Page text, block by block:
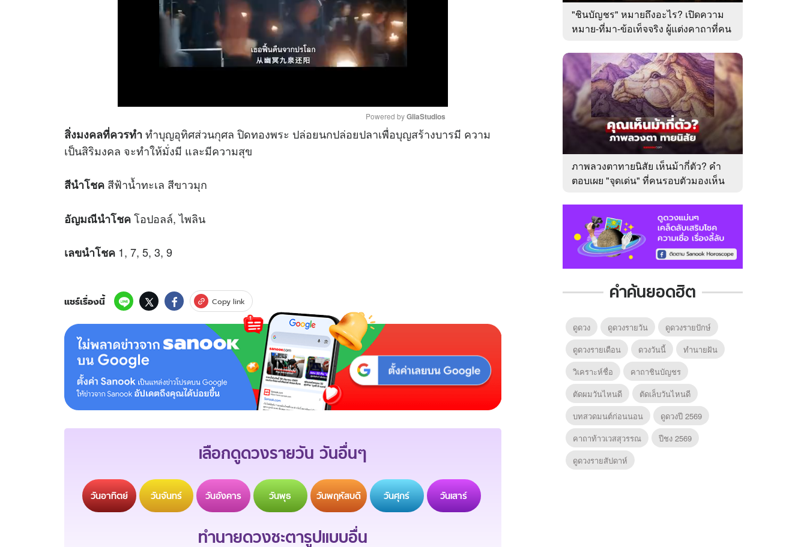
Powered by GliaStudios
สิ่งมงคลที่ควรทำทำบุญอุทิศส่วนกุศล ปิดทองพระ ปล่อยนกปล่อยปลาเพื่อบุญสร้างบารมี ความ
เป็นสิริมงคล จะทำให้มั่งมี และมีความสุข
สีนำโชค สีฟ้าน้ำทะเล สีขาวมุก
อัญมณีนำโชคโอปอลล์, ไพลิน
เลขนำโชค 1, 7, 5, 3, 9
แชร์เรื่องนี้ Copy link
เลือกดูดวงรายวัน วันอื่นๆ
วันอาทิตย์ วันจันทร์ วันอังคาร วันพุธ วันพฤหัสบดี วันศุกร์ วันเสาร์
ทำนายดวงชะตารูปแบบอื่น
"ชินบัญชร" หมายถึงอะไร? เปิดความ
หมาย-ที่มา-ข้อเท็จจริง ผู้แต่งคาถาที่คน
ภาพลวงตาทายนิสัย เห็นม้ากี่ตัว? คำ
ตอบเผย "จุดเด่น" ที่คนรอบตัวมองเห็น
คำค้นยอดฮิต
ดูดวง ดูดวงรายวัน
ดูดวงรายปักษ์
ดูดวงรายเดือน
ดวงวันนี้
ทํานายฝัน
วิเคราะห์ชื่อ
คาถาชินบัญชร
ตัดผมวันไหนดี
ตัดเล็บวันไหนดี
บทสวดมนต์ก่อนนอน
ดูดวงปี 2569
คาถาท้าวเวสสุวรรณ
ปีชง 2569
ดูดวงรายสัปดาห์